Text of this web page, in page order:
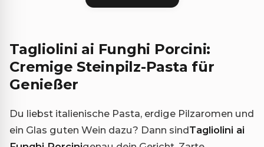
Tagliolini ai Funghi Porcini:
Cremige Steinpilz-Pasta für
Genießer
Du liebst italienische Pasta, erdige Pilzaromen und
ein Glas guten Wein dazu? Dann sindTagliolini ai